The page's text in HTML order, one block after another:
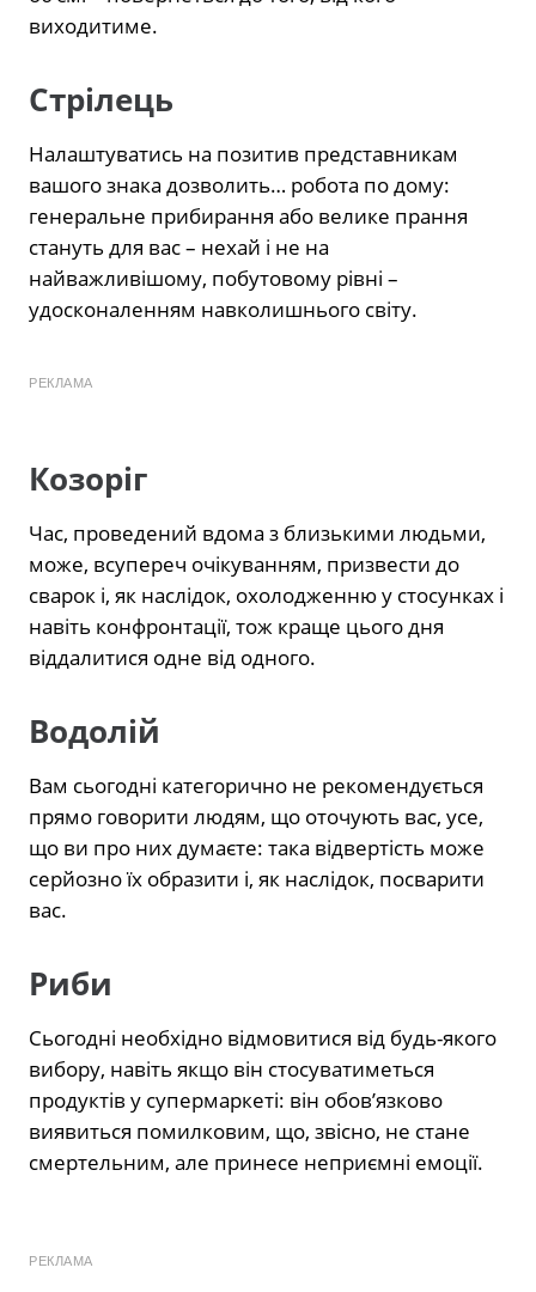
виходитиме.
Стрілець
Налаштуватись на позитив представникам
вашого знака дозволить… робота по дому:
генеральне прибирання або велике прання
стануть для вас – нехай і не на
найважливішому, побутовому рівні –
удосконаленням навколишнього світу.
РЕКЛАМА
Козоріг
Час, проведений вдома з близькими людьми,
може, всупереч очікуванням, призвести до
сварок і, як наслідок, охолодженню у стосунках і
навіть конфронтації, тож краще цього дня
віддалитися одне від одного.
Водолій
Вам сьогодні категорично не рекомендується
прямо говорити людям, що оточують вас, усе,
що ви про них думаєте: така відвертість може
серйозно їх образити і, як наслідок, посварити
вас.
Риби
Сьогодні необхідно відмовитися від будь-якого
вибору, навіть якщо він стосуватиметься
продуктів у супермаркеті: він обов’язково
виявиться помилковим, що, звісно, не стане
смертельним, але принесе неприємні емоції.
РЕКЛАМА